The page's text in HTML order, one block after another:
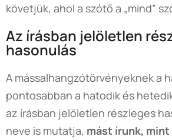
követjük, ahol a szótő a „mind”
Az írásban jelöletlen
hasonulás
A mássalhangzótörvényeknek a
pontosabban a hatodik és
az írásban jelöletlen részleges
neve is mutatja, mást írunk,